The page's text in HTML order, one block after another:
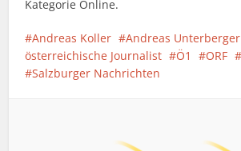
Kategorie Online.
Andreas Koller Andreas Unterberger
österreichische Journalist
Ö1 ORF
Salzburger Nachrichten